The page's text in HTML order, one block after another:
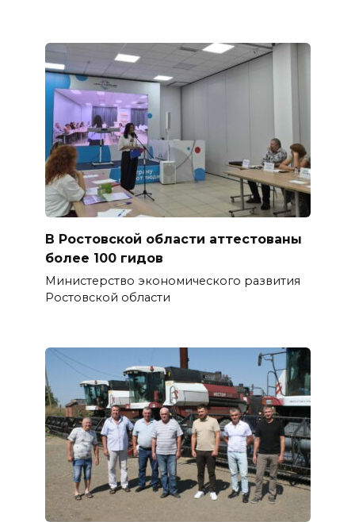
В Ростовской области аттестованы
более 100 гидов
Министерство экономического развития
Ростовской области